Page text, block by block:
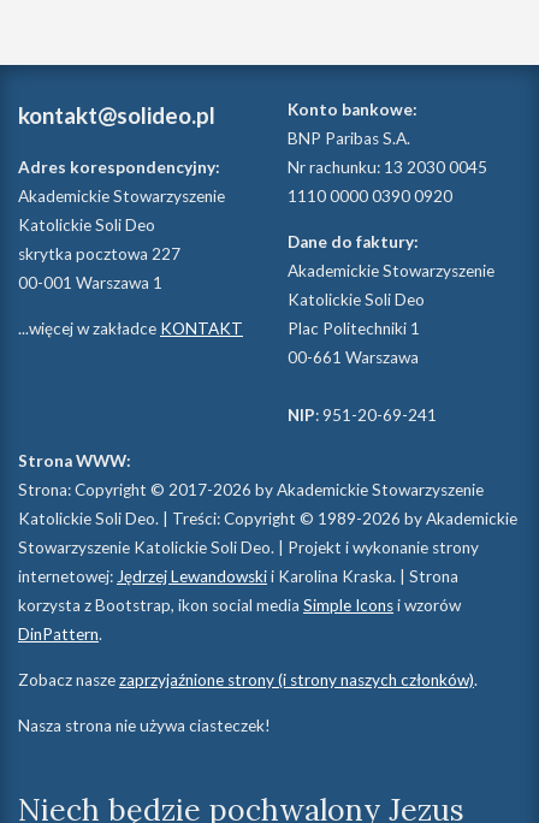
kontakt@solideo.pl
Adres korespondencyjny:
Akademickie Stowarzyszenie
Katolickie Soli Deo
skrytka pocztowa 227
00-001 Warszawa 1
...więcej w zakładce KONTAKT
Konto bankowe:
BNP Paribas S.A.
Nr rachunku: 13 2030 0045
1110 0000 0390 0920
Dane do faktury:
Akademickie Stowarzyszenie
Katolickie Soli Deo
Plac Politechniki 1
00-661 Warszawa
NIP: 951-20-69-241
Strona WWW:
Strona: Copyright © 2017-2026 by Akademickie Stowarzyszenie
Katolickie Soli Deo. | Treści: Copyright © 1989-2026 by Akademickie
Stowarzyszenie Katolickie Soli Deo. | Projekt i wykonanie strony
internetowej: Jędrzej Lewandowskii Karolina Kraska. | Strona
korzysta z Bootstrap, ikon social media Simple Iconsi wzorów
DinPattern.
Zobacz naszezaprzyjaźnione strony (i strony naszych członków).
Nasza strona nie używa ciasteczek!
Niech będzie pochwalony Jezus